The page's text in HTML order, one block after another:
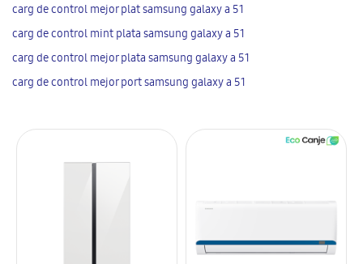
carg de control mejor plat samsung galaxy a 51
carg de control mint plata samsung galaxy a 51
carg de control mejor plata samsung galaxy a 51
carg de control mejor port samsung galaxy a 51